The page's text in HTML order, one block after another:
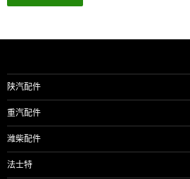
陕汽配件
重汽配件
潍柴配件
法士特